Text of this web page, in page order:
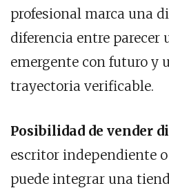
profesional marca una
diferencia entre parecer
emergente con futuro y
trayectoria verificable.
Posibilidad de vender
escritor independiente
puede integrar una